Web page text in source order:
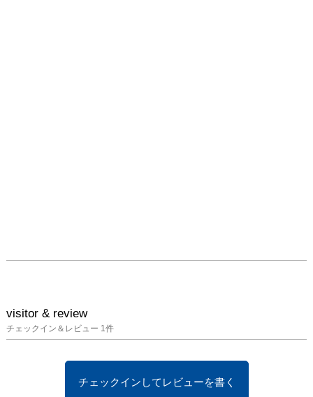
visitor & review
チェックイン＆レビュー 1件
チェックインしてレビューを書く